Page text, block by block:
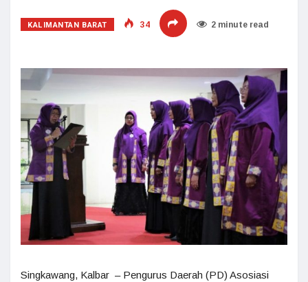
KALIMANTAN BARAT 34 2 minute read
Singkawang, Kalbar – Pengurus Daerah (PD) Asosiasi